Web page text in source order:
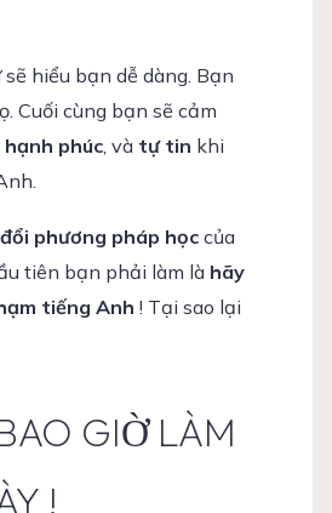
hiểu bạn dễ dàng. Bạn
Cuối cùng bạn sẽ cảm
hạnh phúc, và tự tin khi
phương pháp học của
tiên bạn phải làm là hãy
tiếng Anh ! Tại sao lại
GIỜ LÀM
!